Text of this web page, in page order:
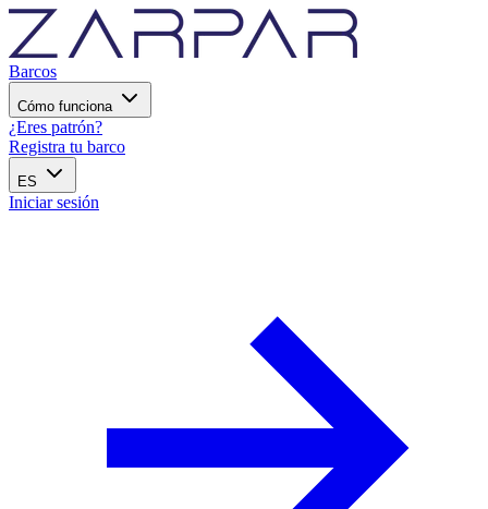
Barcos
Cómo funciona
¿Eres patrón?
Registra tu barco
ES
Iniciar sesión